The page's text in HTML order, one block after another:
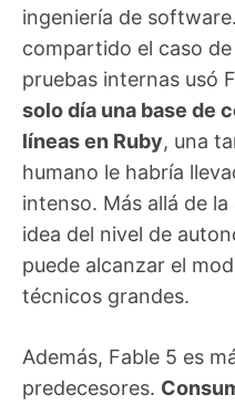
ingeniería de
compartido el caso
pruebas internas usó
solo día una base de
líneas en Ruby, una
humano le habría
intenso. Más allá de
idea del nivel de
puede alcanzar el
técnicos grandes.
Además, Fable 5 es
predecesores.